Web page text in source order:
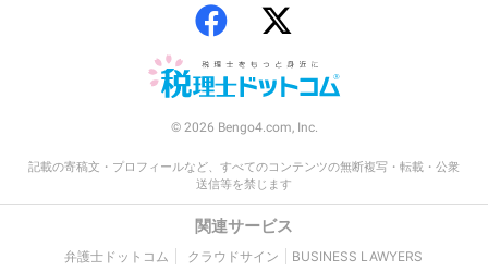
© 2026 Bengo4.com, Inc.
記載の寄稿文・プロフィールなど、すべてのコンテンツの無断複写・転載・公衆
送信等を禁じます
関連サービス
弁護士ドットコム クラウドサイン BUSINESS LAWYERS